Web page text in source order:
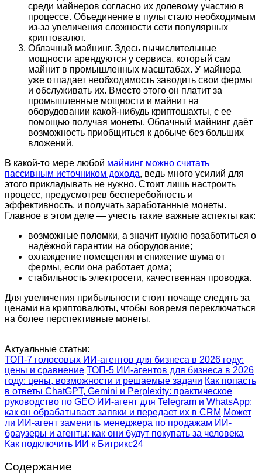
среди майнеров согласно их долевому участию в
процессе. Объединение в пулы стало необходимым
из-за увеличения сложности сети популярных
криптовалют.
Облачный майнинг. Здесь вычислительные
мощности арендуются у сервиса, который сам
майнит в промышленных масштабах. У майнера
уже отпадает необходимость заводить свои фермы
и обслуживать их. Вместо этого он платит за
промышленные мощности и майнит на
оборудовании какой-нибудь криптошахты, с ее
помощью получая монеты. Облачный майнинг даёт
возможность приобщиться к добыче без больших
вложений.
В какой-то мере любой майнинг можно считать
пассивным источником дохода, ведь много усилий для
этого прикладывать не нужно. Стоит лишь настроить
процесс, предусмотрев бесперебойность и
эффективность, и получать заработанные монеты.
Главное в этом деле — учесть такие важные аспекты как:
возможные поломки, а значит нужно позаботиться о
надёжной гарантии на оборудование;
охлаждение помещения и снижение шума от
фермы, если она работает дома;
стабильность электросети, качественная проводка.
Для увеличения прибыльности стоит почаще следить за
ценами на криптовалюты, чтобы вовремя переключаться
на более перспективные монеты.
Актуальные статьи:
ТОП-7 голосовых ИИ-агентов для бизнеса в 2026 году:
цены и сравнение ТОП-5 ИИ-агентов для бизнеса в 2026
году: цены, возможности и решаемые задачи Как попасть
в ответы ChatGPT, Gemini и Perplexity: практическое
руководство по GEO ИИ-агент для Telegram и WhatsApp:
как он обрабатывает заявки и передает их в CRM Может
ли ИИ-агент заменить менеджера по продажам ИИ-
браузеры и агенты: как они будут покупать за человека
Как подключить ИИ к Битрикс24
Содержание